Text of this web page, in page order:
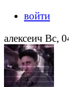
войти
алексеич Вс,